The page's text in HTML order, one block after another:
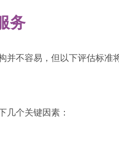
务
不容易，但以下评估标准
几个关键因素：